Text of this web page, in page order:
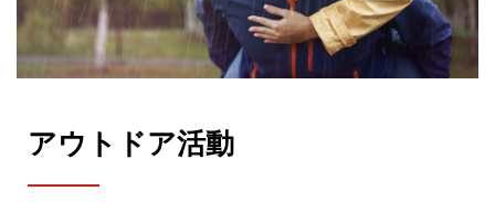
アウトドア活動